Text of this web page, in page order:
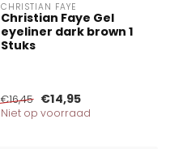
CHRISTIAN FAYE
Christian Faye Gel
eyeliner dark brown 1
Stuks
€16,45 €14,95
Niet op voorraad